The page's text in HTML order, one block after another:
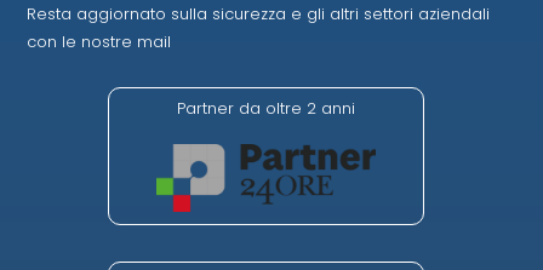
Resta aggiornato sulla sicurezza e gli altri settori aziendali
con le nostre mail
Partner da oltre 2 anni